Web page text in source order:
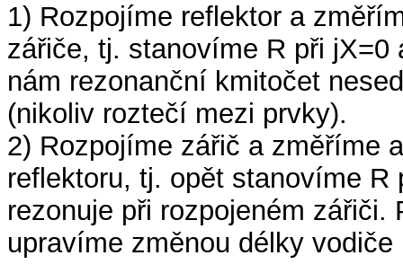
1) Rozpojíme reflektor a
zářiče, tj. stanovíme R při
nám rezonanční kmitočet
(nikoliv roztečí mezi prvky).
2) Rozpojíme zářič a změříme
reflektoru, tj. opět stanovíme
rezonuje při rozpojeném
upravíme změnou délky vodiče